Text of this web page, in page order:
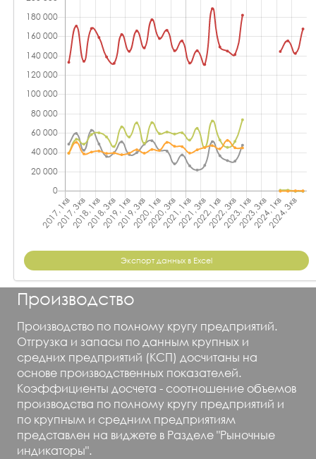
Экспорт данных в Excel
Производство
Производство по полному кругу предприятий.
Отгрузка и запасы по данным крупных и
средних предприятий (КСП) досчитаны на
основе производственных показателей.
Коэффициенты досчета - соотношение объемов
производства по полному кругу предприятий и
по крупным и средним предприятиям
представлен на виджете в Разделе "Рыночные
индикаторы".